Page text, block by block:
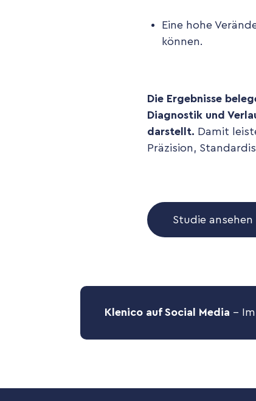
Eine hohe
können.
Die Ergebnisse
Diagnostik und
darstellt. Damit
Präzision,
Studie ansehen
Klenico auf Social Media –